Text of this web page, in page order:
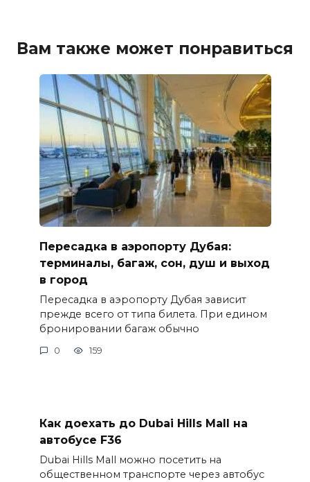
Вам также может понравиться
Пересадка в аэропорту Дубая:
терминалы, багаж, сон, душ и выход
в город
Пересадка в аэропорту Дубая зависит
прежде всего от типа билета. При едином
бронировании багаж обычно
0 159
Как доехать до Dubai Hills Mall на
автобусе F36
Dubai Hills Mall можно посетить на
общественном транспорте через автобус